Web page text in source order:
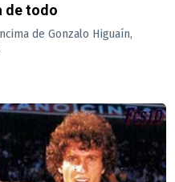
de todo
de Gonzalo Higuaín,